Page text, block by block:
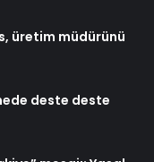
üretim müdürünü
deste deste